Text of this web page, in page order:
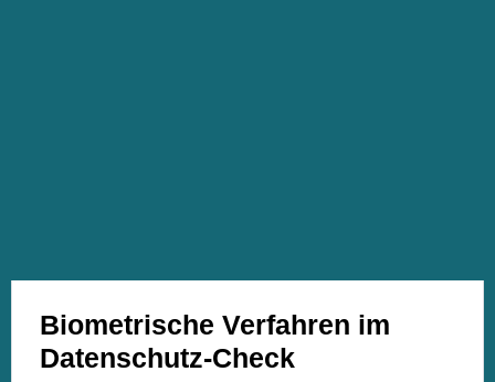
Biometrische Verfahren im
Datenschutz-Check